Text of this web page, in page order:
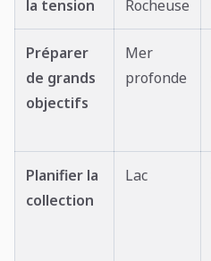
la tension
Rocheuse
Préparer
de grands
objectifs
Mer
profonde
Planifier la
collection
Lac